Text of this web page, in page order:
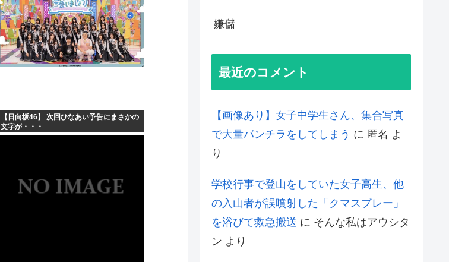
【日向坂46】 次回ひなあい予告にまさかの
文字が・・・
嫌儲
最近のコメント
【画像あり】女子中学生さん、集合写真
で大量パンチラをしてしまう に 匿名 よ
り
学校行事で登山をしていた女子高生、他
の入山者が誤噴射した「クマスプレー」
を浴びて救急搬送 に そんな私はアウシタ
ン より